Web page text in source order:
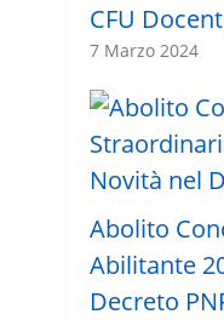
CFU
7 Marzo 2024
Abolito
Abilitante
Decreto